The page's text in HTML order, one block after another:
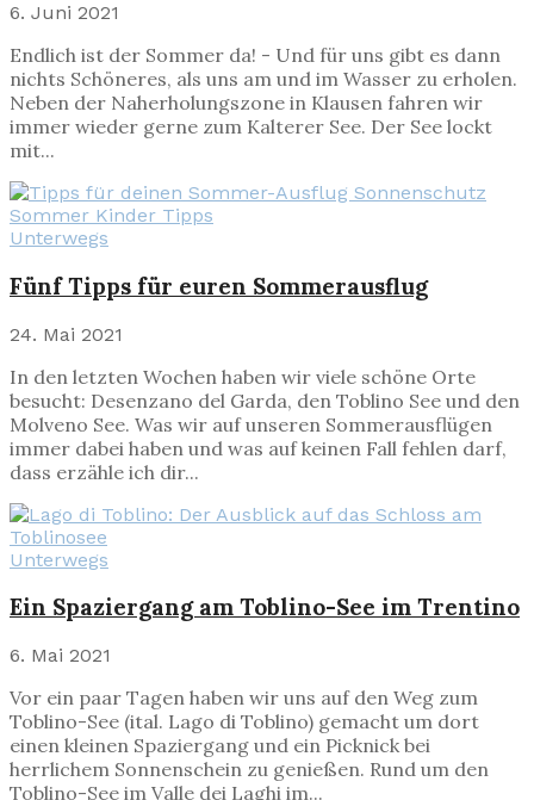
6. Juni 2021
Endlich ist der Sommer da! - Und für uns gibt es dann
nichts Schöneres, als uns am und im Wasser zu erholen.
Neben der Naherholungszone in Klausen fahren wir
immer wieder gerne zum Kalterer See. Der See lockt
mit...
Unterwegs
Fünf Tipps für euren Sommerausflug
24. Mai 2021
In den letzten Wochen haben wir viele schöne Orte
besucht: Desenzano del Garda, den Toblino See und den
Molveno See. Was wir auf unseren Sommerausflügen
immer dabei haben und was auf keinen Fall fehlen darf,
dass erzähle ich dir...
Unterwegs
Ein Spaziergang am Toblino-See im Trentino
6. Mai 2021
Vor ein paar Tagen haben wir uns auf den Weg zum
Toblino-See (ital. Lago di Toblino) gemacht um dort
einen kleinen Spaziergang und ein Picknick bei
herrlichem Sonnenschein zu genießen. Rund um den
Toblino-See im Valle dei Laghi im...